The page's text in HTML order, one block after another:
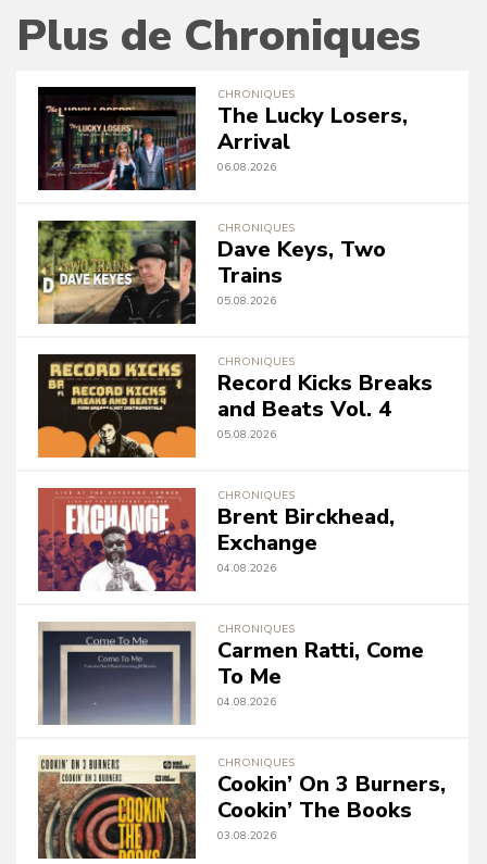
Plus de Chroniques
CHRONIQUES
The Lucky Losers,
Arrival
06.08.2026
CHRONIQUES
Dave Keys, Two
Trains
05.08.2026
CHRONIQUES
Record Kicks Breaks
and Beats Vol. 4
05.08.2026
CHRONIQUES
Brent Birckhead,
Exchange
04.08.2026
CHRONIQUES
Carmen Ratti, Come
To Me
04.08.2026
CHRONIQUES
Cookin’ On 3 Burners,
Cookin’ The Books
03.08.2026